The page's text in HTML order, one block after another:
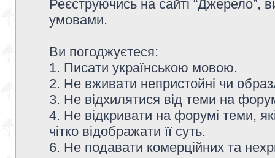
Реєструючись на сайті “Джерело”,
умовами.
Ви погоджуєтеся:
1. Писати українською мовою.
2. Не вживати непристойні чи
3. Не відхилятися від теми на
4. Не відкривати на форумі теми,
чітко відображати її суть.
6. Не подавати комерційних та